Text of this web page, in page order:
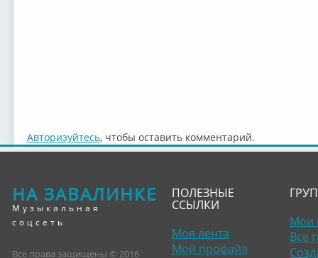
Авторизуйтесь, чтобы оставить комментарий.
НА ЗАВАЛИНКЕ
Музыкальная
соцсеть
Все права защищены © 2016
ПОЛЕЗНЫЕ
ССЫЛКИ
Моя лента
Мой профайл
Мои
Все